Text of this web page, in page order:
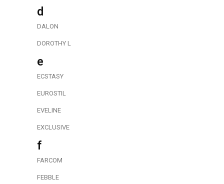
d
DALON
DOROTHY L
e
ECSTASY
EUROSTIL
EVELINE
EXCLUSIVE
f
FARCOM
FEBBLE